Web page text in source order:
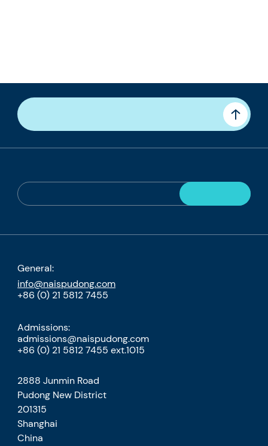
General:
info@naispudong.com
+86 (0) 21 5812 7455
Admissions:
admissions@naispudong.com
+86 (0) 21 5812 7455 ext.1015
2888 Junmin Road
Pudong New District
201315
Shanghai
China